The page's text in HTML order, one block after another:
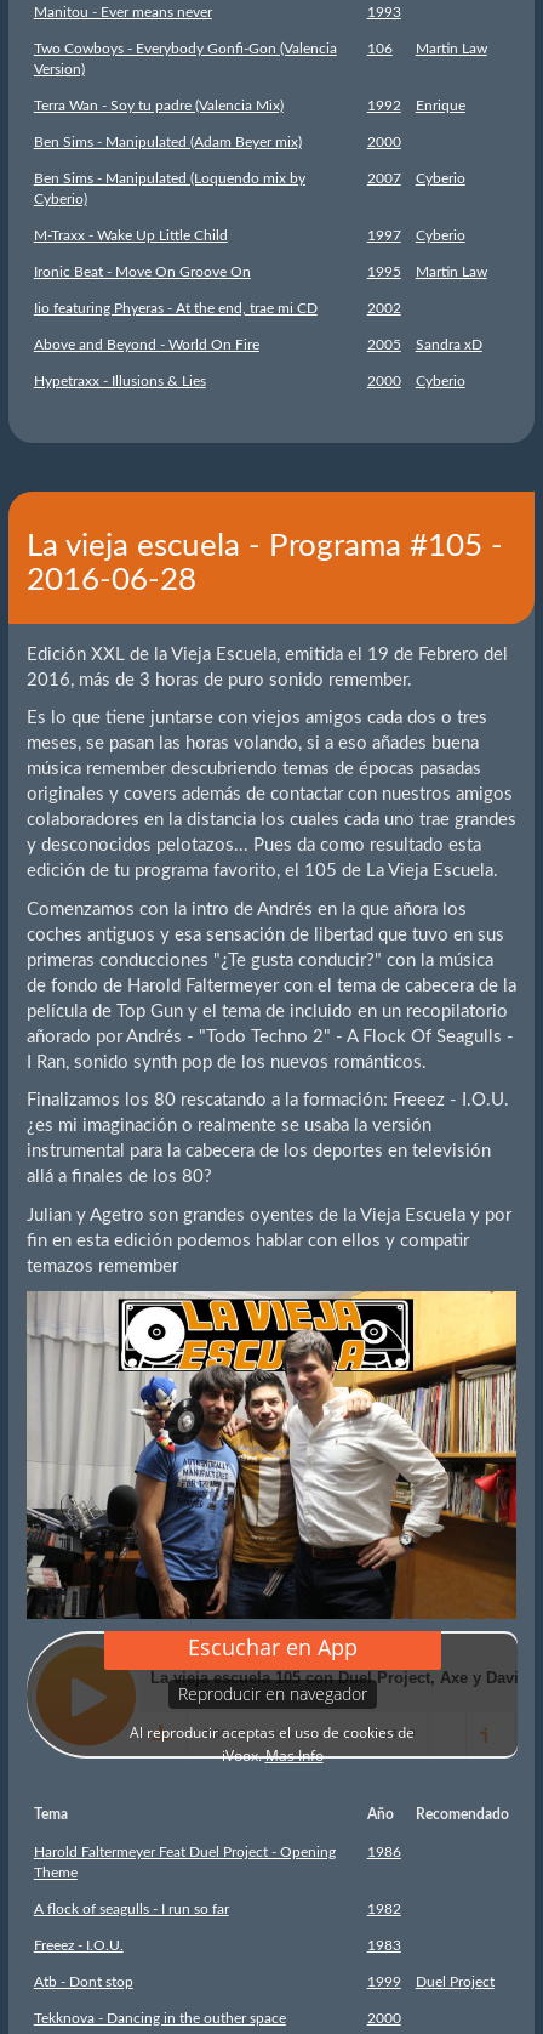
Manitou - Ever means never 1993
Two Cowboys - Everybody Gonfi-Gon (Valencia
Version)
106 Martin Law
Terra Wan - Soy tu padre (Valencia Mix) 1992 Enrique
Ben Sims - Manipulated (Adam Beyer mix) 2000
Ben Sims - Manipulated (Loquendo mix by
Cyberio)
2007 Cyberio
M-Traxx - Wake Up Little Child 1997 Cyberio
Ironic Beat - Move On Groove On 1995 Martin Law
Iio featuring Phyeras - At the end, trae mi CD 2002
Above and Beyond - World On Fire 2005 Sandra xD
Hypetraxx - Illusions & Lies 2000 Cyberio
La vieja escuela - Programa #105 -
2016-06-28
Edición XXL de la Vieja Escuela, emitida el 19 de Febrero del
2016, más de 3 horas de puro sonido remember.
Es lo que tiene juntarse con viejos amigos cada dos o tres
meses, se pasan las horas volando, si a eso añades buena
música remember descubriendo temas de épocas pasadas
originales y covers además de contactar con nuestros amigos
colaboradores en la distancia los cuales cada uno trae grandes
y desconocidos pelotazos... Pues da como resultado esta
edición de tu programa favorito, el 105 de La Vieja Escuela.
Comenzamos con la intro de Andrés en la que añora los
coches antiguos y esa sensación de libertad que tuvo en sus
primeras conducciones "¿Te gusta conducir?" con la música
de fondo de Harold Faltermeyer con el tema de cabecera de la
película de Top Gun y el tema de incluido en un recopilatorio
añorado por Andrés - "Todo Techno 2" - A Flock Of Seagulls -
I Ran, sonido synth pop de los nuevos románticos.
Finalizamos los 80 rescatando a la formación: Freeez - I.O.U.
¿es mi imaginación o realmente se usaba la versión
instrumental para la cabecera de los deportes en televisión
allá a finales de los 80?
Julian y Agetro son grandes oyentes de la Vieja Escuela y por
fin en esta edición podemos hablar con ellos y compatir
temazos remember
Tema Año Recomendado
Harold Faltermeyer Feat Duel Project - Opening
Theme
1986
A flock of seagulls - I run so far 1982
Freeez - I.O.U. 1983
Atb - Dont stop 1999 Duel Project
Tekknova - Dancing in the outher space 2000